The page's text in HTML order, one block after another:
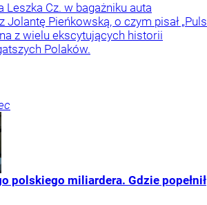
Leszka Cz. w bagażniku auta
Jolantę Pieńkowską, o czym pisał „Puls
z wielu ekscytujących historii
Polaków.
polskiego miliardera. Gdzie popełnił